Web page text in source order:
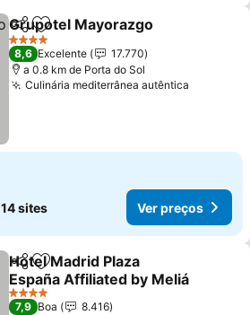
PartilharAdicionar aos favoritos
Grupotel Mayorazgo
4 Estrelas
8,6 Excelente
17.770
a 0.8 km de Porta do Sol
Culinária mediterrânea autêntica
14 sites Ver preços
PartilharAdicionar aos favoritos
Hotel Madrid Plaza
España Affiliated by Meliá
Ver preços
4 Estrelas
7,9 Boa
8.416